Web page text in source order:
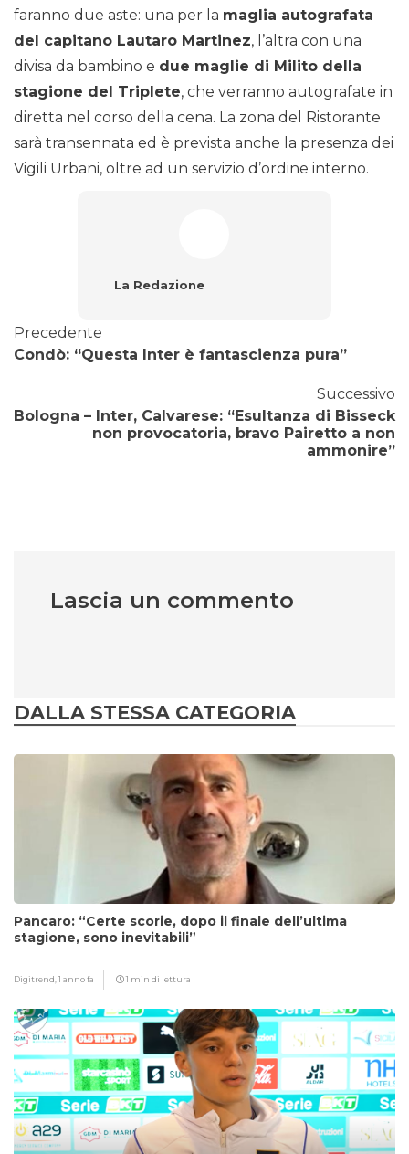
faranno due aste: una per la maglia autografata
del capitano Lautaro Martinez, l’altra con una
divisa da bambino e due maglie di Milito della
stagione del Triplete, che verranno autografate in
diretta nel corso della cena. La zona del Ristorante
sarà transennata ed è prevista anche la presenza dei
Vigili Urbani, oltre ad un servizio d’ordine interno.
La Redazione
Precedente
Condò: “Questa Inter è fantascienza pura”
Successivo
Bologna – Inter, Calvarese: “Esultanza di Bisseck
non provocatoria, bravo Pairetto a non
ammonire”
Lascia un commento
DALLA STESSA CATEGORIA
Pancaro: “Certe scorie, dopo il finale dell’ultima
stagione, sono inevitabili”
Digitrend,1 anno fa 1 min di lettura